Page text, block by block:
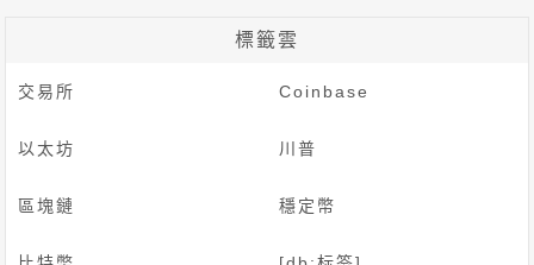
標籤雲
交易所 Coinbase
以太坊 川普
區塊鏈 穩定幣